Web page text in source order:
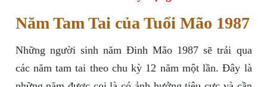
Năm Tam Tai của Tuổi Mão 1987
Những người sinh năm Đinh Mão 1987 sẽ trải qua
các năm tam tai theo chu kỳ 12 năm một lần. Đây là